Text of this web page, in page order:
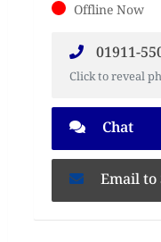
Offline Now
01911-
Click to reveal
Chat
Email to